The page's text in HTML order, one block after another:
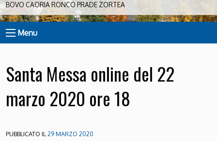
BOVO CAORIA RONCO PRADE ZORTEA
Menu
Santa Messa online del 22
marzo 2020 ore 18
PUBBLICATO IL29 MARZO 2020